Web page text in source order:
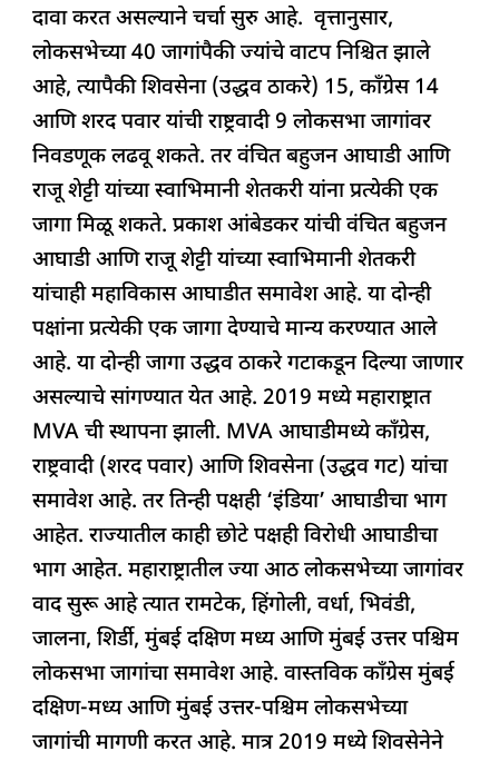
दावा करत असल्याने चर्चा सुरु आहे. वृत्तानुसार,
लोकसभेच्या 40 जागांपैकी ज्यांचे वाटप निश्चित झाले
आहे, त्यापैकी शिवसेना (उद्धव ठाकरे) 15, काँग्रेस 14
आणि शरद पवार यांची राष्ट्रवादी 9 लोकसभा जागांवर
निवडणूक लढवू शकते. तर वंचित बहुजन आघाडी आणि
राजू शेट्टी यांच्या स्वाभिमानी शेतकरी यांना प्रत्येकी एक
जागा मिळू शकते. प्रकाश आंबेडकर यांची वंचित बहुजन
आघाडी आणि राजू शेट्टी यांच्या स्वाभिमानी शेतकरी
यांचाही महाविकास आघाडीत समावेश आहे. या दोन्ही
पक्षांना प्रत्येकी एक जागा देण्याचे मान्य करण्यात आले
आहे. या दोन्ही जागा उद्धव ठाकरे गटाकडून दिल्या जाणार
असल्याचे सांगण्यात येत आहे. 2019 मध्ये महाराष्ट्रात
MVA ची स्थापना झाली. MVA आघाडीमध्ये काँग्रेस,
राष्ट्रवादी (शरद पवार) आणि शिवसेना (उद्धव गट) यांचा
समावेश आहे. तर तिन्ही पक्षही ‘इंडिया’ आघाडीचा भाग
आहेत. राज्यातील काही छोटे पक्षही विरोधी आघाडीचा
भाग आहेत. महाराष्ट्रातील ज्या आठ लोकसभेच्या जागांवर
वाद सुरू आहे त्यात रामटेक, हिंगोली, वर्धा, भिवंडी,
जालना, शिर्डी, मुंबई दक्षिण मध्य आणि मुंबई उत्तर पश्चिम
लोकसभा जागांचा समावेश आहे. वास्तविक काँग्रेस मुंबई
दक्षिण-मध्य आणि मुंबई उत्तर-पश्चिम लोकसभेच्या
जागांची मागणी करत आहे. मात्र 2019 मध्ये शिवसेनेने